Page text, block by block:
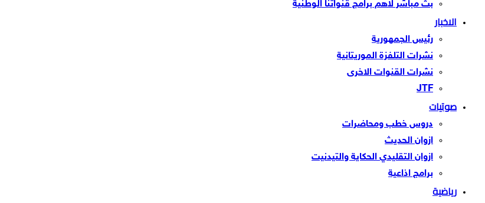
بث مباشر لاهم برامج قنواتنا الوطنية
الاخبار
رئيس الجمهورية
نشرات التلفزة الموريتانية
نشرات القنوات الاخرى
JTF
صوتيات
دروس خطب ومحاضرات
ازوان الحديث
ازوان التقليدي الحكاية والتيدنيت
برامج اذاعية
رياضية